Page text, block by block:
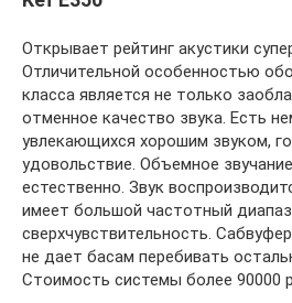
Открывает рейтинг акустики
Отличительной особенностью
класса является не только
отменное качество звука. Есть
увлекающихся хорошим звуком,
удовольствие. Объемное
естественно. Звук
имеет большой частотный
сверхчувствительность.
не дает басам перебивать
Стоимость системы более 90000